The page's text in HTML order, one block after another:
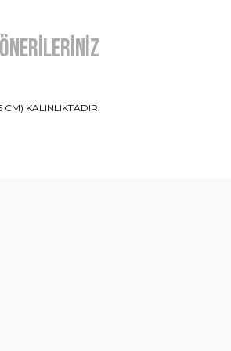
Önerileriniz
CM) KALINLIKTADIR.